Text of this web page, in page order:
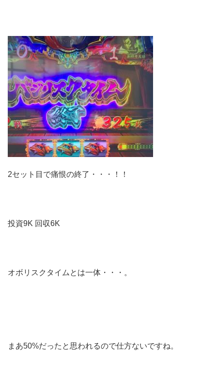
2セット目で痛恨の終了・・・！！
投資9K 回収6K
オボリスクタイムとは一体・・・。
まあ50%だったと思われるので仕方ないですね。